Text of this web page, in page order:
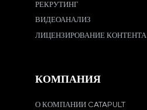
РЕКРУТИНГ
ВИДЕОАНАЛИЗ
ЛИЦЕНЗИРОВАНИЕ КОНТЕНТА
КОМПАНИЯ
О КОМПАНИИ CATAPULT